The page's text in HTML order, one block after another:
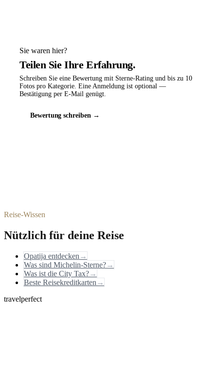
Sie waren hier?
Teilen Sie Ihre Erfahrung.
Schreiben Sie eine Bewertung mit Sterne-Rating und bis zu 10
Fotos pro Kategorie. Eine Anmeldung ist optional —
Bestätigung per E-Mail genügt.
Bewertung schreiben →
Reise-Wissen
Nützlich für deine Reise
Opatija entdecken →
Was sind Michelin-Sterne?→
Was ist die City Tax?→
Beste Reisekreditkarten →
travelperfect